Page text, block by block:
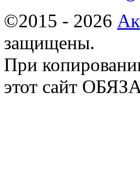
©2015 - 2026
защищены.
При
этот сайт